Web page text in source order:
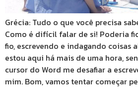
Grécia: Tudo o que você precisa
Como é difícil falar de si! Poderia
fio, escrevendo e indagando coisas
estou aqui há mais de uma hora,
cursor do Word me desafiar a
mim. Bom, vamos tentar começar